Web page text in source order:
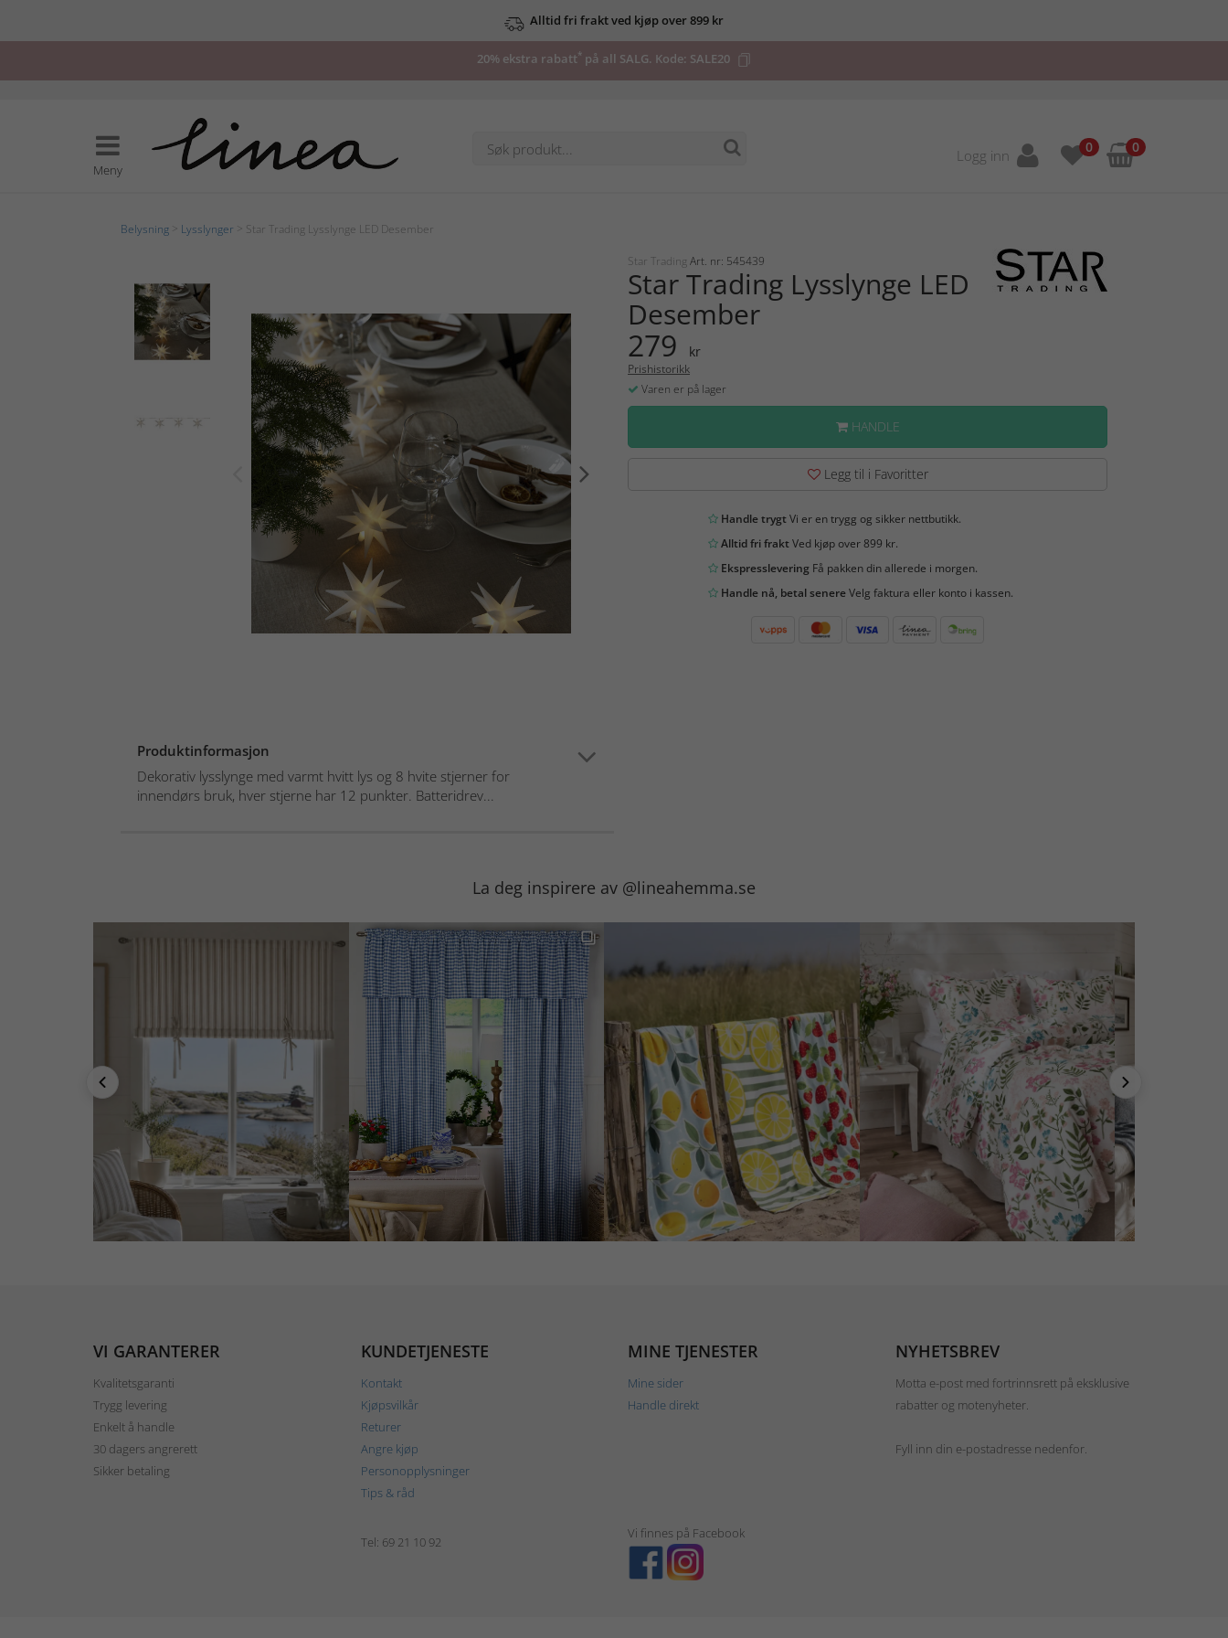
Alltid fri frakt ved kjøp over 899 kr
20% ekstra rabatt* på all SALG. Kode: SALE20
Meny
Logg inn 0 0
Belysning Lysslynger > Star Trading Lysslynge LED Desember
Produktinformasjon
Dekorativ lysslynge med varmt hvitt lys og 8 hvite stjerner for
innendørs bruk, hver stjerne har 12 punkter. Batteridrev...
Star Trading Art. nr: 545439
Star Trading Lysslynge LED
Desember
279 kr
Prishistorikk
Varen er på lager
HANDLE
Legg til i Favoritter
Handle trygtVi er en trygg og sikker nettbutikk.
Alltid fri fraktVed kjøp over 899 kr.
EkspressleveringFå pakken din allerede i morgen.
Handle nå, betal senereVelg faktura eller konto i kassen.
La deg inspirere av @lineahemma.se
VI GARANTERER
Kvalitetsgaranti
Trygg levering
Enkelt å handle
30 dagers angrerett
Sikker betaling
KUNDETJENESTE
Kontakt
Kjøpsvilkår
Returer
Angre kjøp
Personopplysninger
Tips & råd
MINE TJENESTER
Mine sider
Handle direkt
NYHETSBREV
Motta e-post med fortrinnsrett på eksklusive
rabatter og motenyheter.
Fyll inn din e-postadresse nedenfor.
Tel: 69 21 10 92
Vi finnes på Facebook